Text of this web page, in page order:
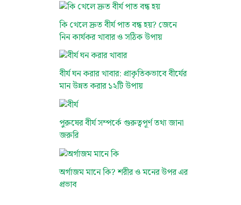
কি খেলে দ্রুত বীর্য পাত বন্ধ হয়? জেনে
নিন কার্যকর খাবার ও সঠিক উপায়
বীর্য ঘন করার খাবার: প্রাকৃতিকভাবে বীর্যের
মান উন্নত করার ১২টি উপায়
পুরুষের বীর্য সম্পর্কে গুরুত্বপূর্ণ তথ্য জানা
জরুরি
অর্গাজম মানে কি? শরীর ও মনের উপর এর
প্রভাব